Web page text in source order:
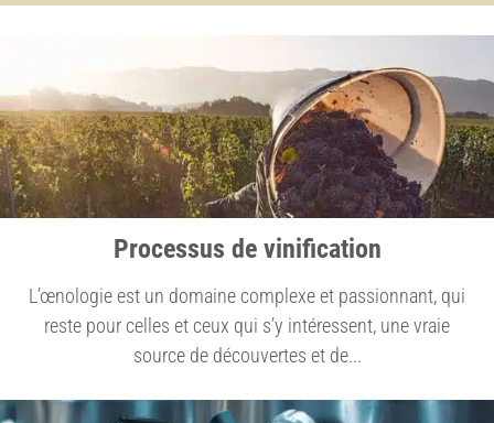
Processus de vinification
L’œnologie est un domaine complexe et passionnant, qui
reste pour celles et ceux qui s’y intéressent, une vraie
source de découvertes et de...